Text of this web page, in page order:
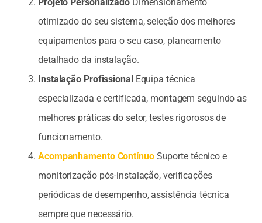
otimizado do seu sistema, seleção dos melhores
equipamentos para o seu caso, planeamento
detalhado da instalação.
Instalação ProfissionalEquipa técnica
especializada e certificada, montagem seguindo as
melhores práticas do setor, testes rigorosos de
funcionamento.
Acompanhamento ContínuoSuporte técnico e
monitorização pós-instalação, verificações
periódicas de desempenho, assistência técnica
sempre que necessário.